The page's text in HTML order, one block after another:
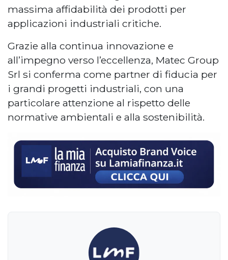
massima affidabilità dei prodotti per
applicazioni industriali critiche.
Grazie alla continua innovazione e
all’impegno verso l’eccellenza, Matec Group
Srl si conferma come partner di fiducia per
i grandi progetti industriali, con una
particolare attenzione al rispetto delle
normative ambientali e alla sostenibilità.